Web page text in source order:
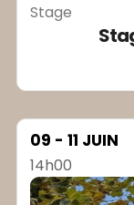
Stage
09 - 11 JUIN
14h00